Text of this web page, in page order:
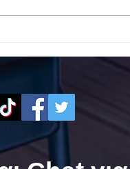
"Μίλα
τις
ενάντια στο